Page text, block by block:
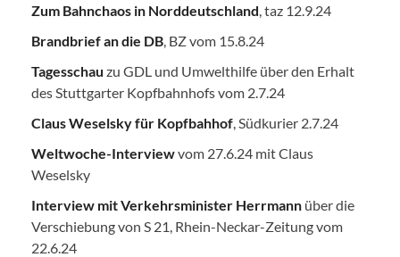
Zum Bahnchaos in Norddeutschland, taz 12.9.24
Brandbrief an die DB, BZ vom 15.8.24
Tagesschau zu GDL und Umwelthilfe über den Erhalt
des Stuttgarter Kopfbahnhofs vom 2.7.24
Claus Weselsky für Kopfbahhof, Südkurier 2.7.24
Weltwoche-Interviewvom 27.6.24 mit Claus
Weselsky
Interview mit Verkehrsminister Herrmann über die
Verschiebung von S 21, Rhein-Neckar-Zeitung vom
22.6.24